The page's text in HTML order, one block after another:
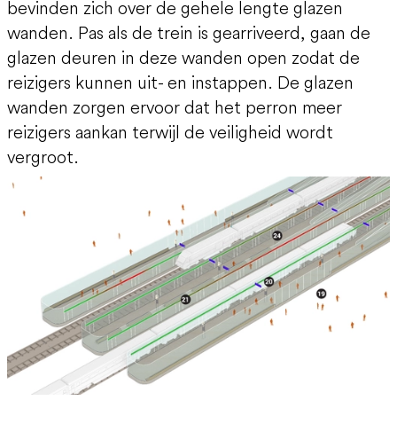
bevinden zich over de gehele lengte glazen
wanden. Pas als de trein is gearriveerd, gaan de
glazen deuren in deze wanden open zodat de
reizigers kunnen uit- en instappen. De glazen
wanden zorgen ervoor dat het perron meer
reizigers aankan terwijl de veiligheid wordt
vergroot.